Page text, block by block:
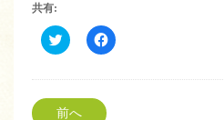
共有:
ク
リ
し
て
Twitter
Facebook
で
す
前へ